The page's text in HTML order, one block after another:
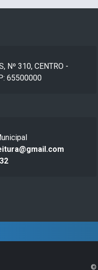
Nº 310, CENTRO -
65500000
©